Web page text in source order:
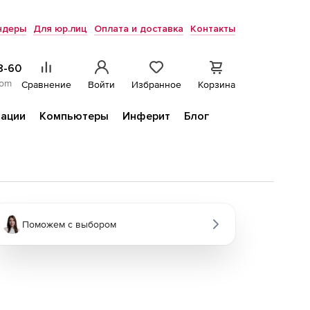
Для юр.лиц Оплата и доставка Контакты
60
Сравнение Войти Избранное Корзина
Компьютеры Инферит
Блог
Поможем с выбором